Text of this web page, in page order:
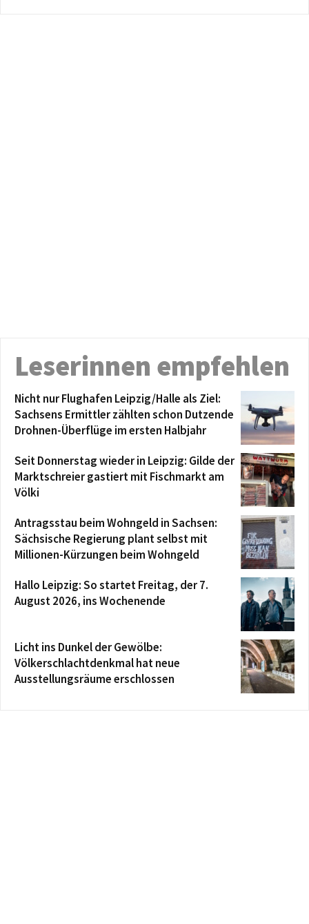
Leserinnen empfehlen
Nicht nur Flughafen Leipzig/Halle als Ziel:
Sachsens Ermittler zählten schon Dutzende
Drohnen-Überflüge im ersten Halbjahr
Seit Donnerstag wieder in Leipzig: Gilde der
Marktschreier gastiert mit Fischmarkt am
Völki
Antragsstau beim Wohngeld in Sachsen:
Sächsische Regierung plant selbst mit
Millionen-Kürzungen beim Wohngeld
Hallo Leipzig: So startet Freitag, der 7.
August 2026, ins Wochenende
Licht ins Dunkel der Gewölbe:
Völkerschlachtdenkmal hat neue
Ausstellungsräume erschlossen